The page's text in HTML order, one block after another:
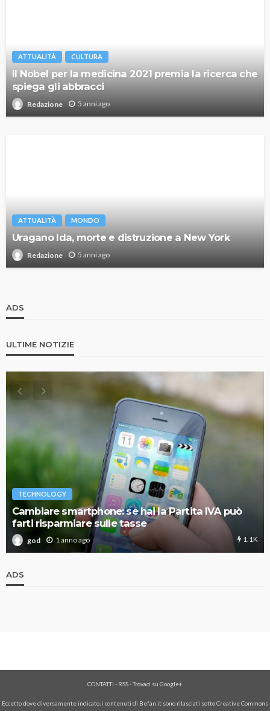
ATTUALITÀ CULTURA
Il Nobel per la medicina 2021 premia la ricerca che
spiega gli abbracci
Redazione 5 anni ago
ATTUALITÀ MONDO
Uragano Ida, morte e distruzione a New York
Redazione 5 anni ago
ADS
ULTIME NOTIZIE
TECHNOLOGY
Cambiare smartphone: se hai la Partita IVA può
farti risparmiare sulle tasse
god 1 anno ago 1.1K
ADS
CONTATTI - RSS-Trovaci su Google+
Eccetto dove diversamente indicato, i contenuti di Befan.it sono rilasciati sotto Creative Commons